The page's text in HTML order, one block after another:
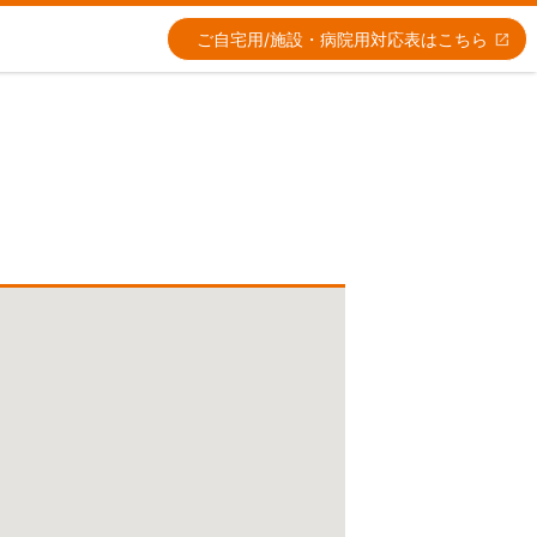
ご自宅用/施設・病院用対応表はこちら